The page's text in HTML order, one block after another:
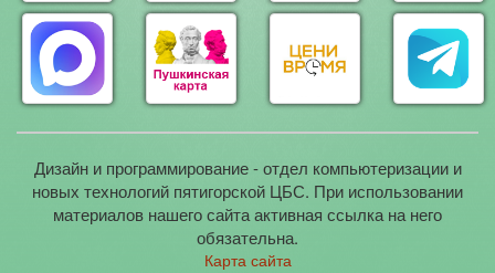
Дизайн и программирование - отдел компьютеризации и
новых технологий пятигорской ЦБС. При использовании
материалов нашего сайта активная ссылка на него
обязательна.
Карта сайта